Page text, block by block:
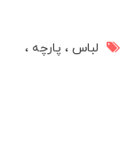
لباس
پارچه